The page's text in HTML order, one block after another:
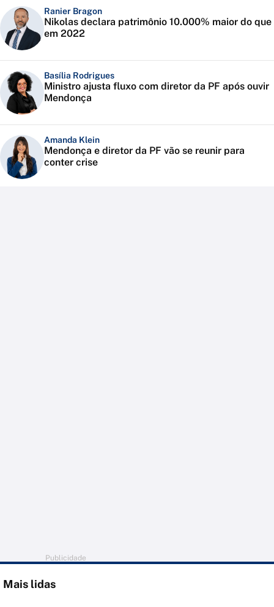
Ranier Bragon
Nikolas declara patrimônio 10.000% maior do que
em 2022
Basília Rodrigues
Ministro ajusta fluxo com diretor da PF após ouvir
Mendonça
Amanda Klein
Mendonça e diretor da PF vão se reunir para
conter crise
Publicidade
Mais lidas